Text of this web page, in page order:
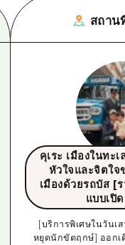
สถาน
คุเระ เมืองในทะ
หัวใจและจิตใ
เมืองด้วยรถบัส [
แบบเปิ
[บริการพิเศษในวันเ
หยุดนักขัตฤกษ์] ออกเ